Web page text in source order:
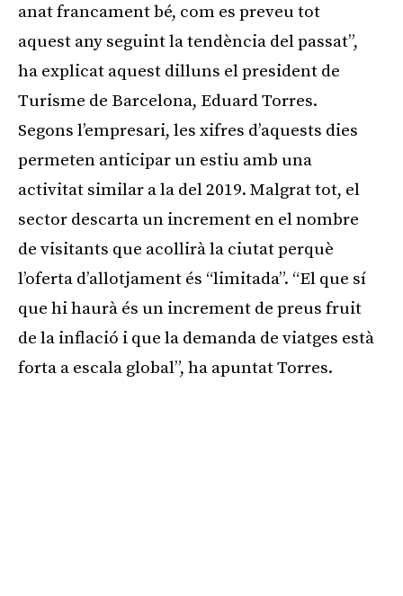
anat francament bé, com es preveu tot
aquest any seguint la tendència del passat”,
ha explicat aquest dilluns el president de
Turisme de Barcelona, Eduard Torres.
Segons l’empresari, les xifres d’aquests dies
permeten anticipar un estiu amb una
activitat similar a la del 2019. Malgrat tot, el
sector descarta un increment en el nombre
de visitants que acollirà la ciutat perquè
l’oferta d’allotjament és “limitada”. “El que sí
que hi haurà és un increment de preus fruit
de la inflació i que la demanda de viatges està
forta a escala global”, ha apuntat Torres.